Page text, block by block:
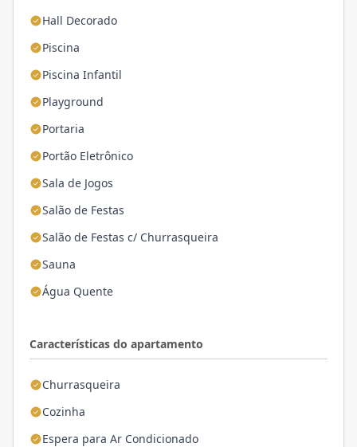
Hall Decorado
Piscina
Piscina Infantil
Playground
Portaria
Portão Eletrônico
Sala de Jogos
Salão de Festas
Salão de Festas c/ Churrasqueira
Sauna
Água Quente
Características do apartamento
Churrasqueira
Cozinha
Espera para Ar Condicionado